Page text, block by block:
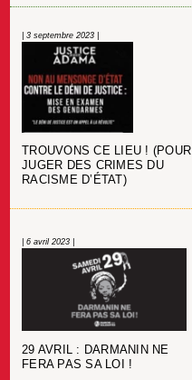
| 3 septembre 2023 |
TROUVONS CE LIEU ! (POUR
JUGER DES CRIMES DU
RACISME D’ÉTAT)
| 6 avril 2023 |
29 AVRIL : DARMANIN NE
FERA PAS SA LOI !